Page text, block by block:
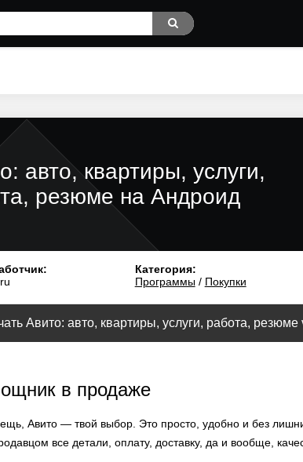
авто, квартиры, услуги,
резюме на Андроид
Категория:
Программы/ Покупки
Авито: авто, квартиры, услуги, работа, резюме
в продаже
Авито — твой выбор. Это просто, удобно и без
все детали, оплату, доставку, да и вообще,